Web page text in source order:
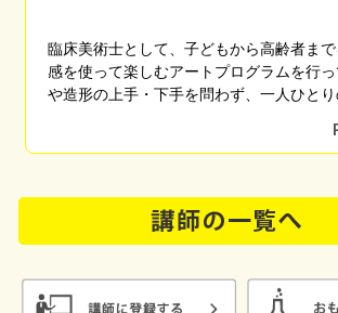
臨床美術士として、子どもから高齢者ま
感を使って楽しむアートプログラムを行
や造形の上手・下手を問わず、一人ひと
チーフやさまざまな画材を用い、親子講